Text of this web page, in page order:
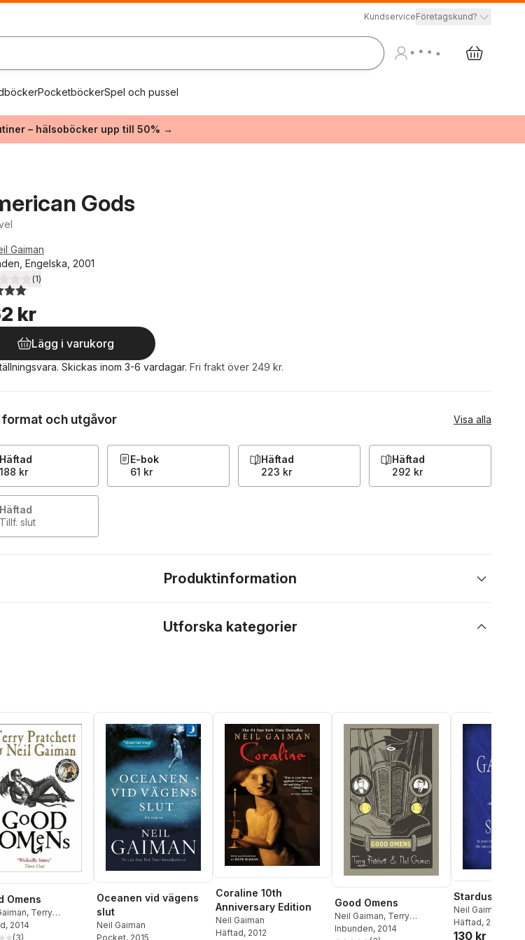
KundserviceFöretagskund?
PocketböckerSpel och pussel
– hälsoböcker upp till 50% →
Gods
Gaiman
Engelska, 2001
5 stjärnor. Totalt antal röster:
(1)
kr
Lägg i varukorg
Skickas inom 3-6 vardagar. Fri frakt över 249 kr.
format och utgåvor Visa alla
Häftad
188 kr
E-bok
61 kr
Häftad
223 kr
Häftad
292 kr
Häftad
Tillf. slut
Produktinformation
Utforska kategorier
Omens
, Terry
, 2014
(3)
Oceanen vid vägens
slut
Neil Gaiman
Pocket, 2015
Coraline 10th
Anniversary Edition
Neil Gaiman
Häftad, 2012
Good Omens
Neil Gaiman, Terry
Pratchett
Inbunden, 2014
Stardust
Neil Gaiman
Häftad, 2005
130 kr